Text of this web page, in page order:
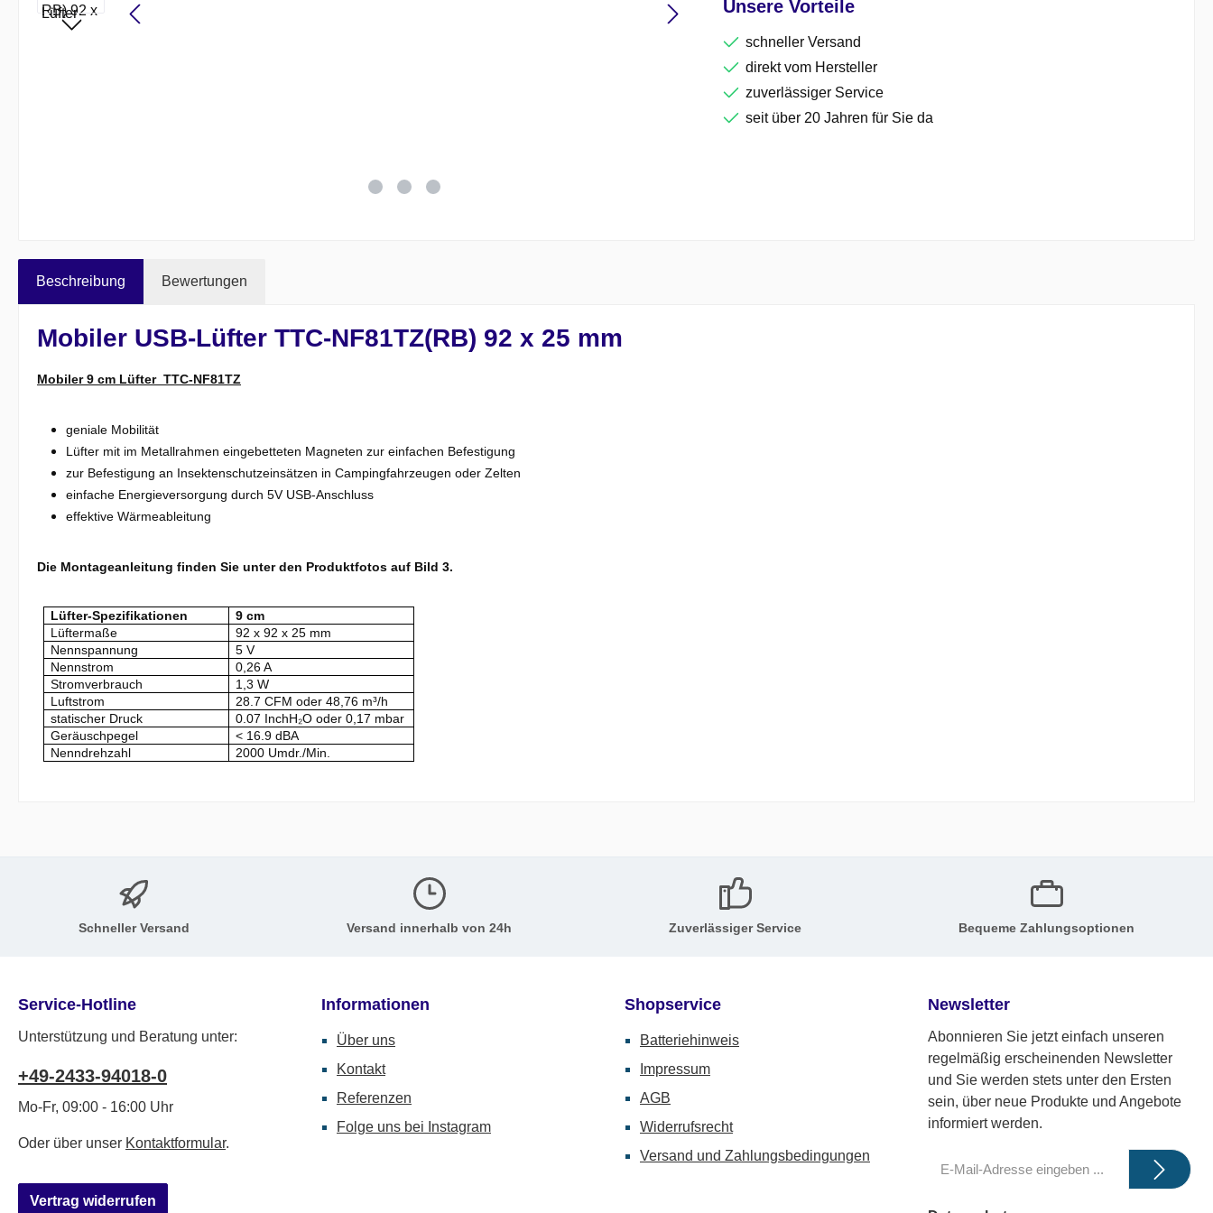
Unsere Vorteile
schneller Versand
direkt vom Hersteller
zuverlässiger Service
seit über 20 Jahren für Sie da
Beschreibung Bewertungen
Mobiler USB-Lüfter TTC-NF81TZ(RB) 92 x 25 mm
Mobiler 9 cm Lüfter TTC-NF81TZ
geniale Mobilität
Lüfter mit im Metallrahmen eingebetteten Magneten zur einfachen Befestigung
zur Befestigung an Insektenschutzeinsätzen in Campingfahrzeugen oder Zelten
einfache Energieversorgung durch 5V USB-Anschluss
effektive Wärmeableitung
Die Montageanleitung finden Sie unter den Produktfotos auf Bild 3.
Lüfter-Spezifikationen
9 cm
Lüftermaße
92 x 92 x 25 mm
Nennspannung
5 V
Nennstrom
0,26 A
Stromverbrauch
1,3 W
Luftstrom
28.7 CFM oder 48,76 m³/h
statischer Druck
0.07 InchH₂O oder 0,17 mbar
Geräuschpegel
< 16.9 dBA
Nenndrehzahl
2000 Umdr./Min.
Schneller Versand Versand innerhalb von 24h Zuverlässiger Service Bequeme Zahlungsoptionen
Service-Hotline
Unterstützung und Beratung unter:
+49-2433-94018-0
Mo-Fr, 09:00 - 16:00 Uhr
Oder über unser Kontaktformular.
Vertrag widerrufen
Informationen
Über uns
Kontakt
Referenzen
Folge uns bei Instagram
Shopservice
Batteriehinweis
Impressum
AGB
Widerrufsrecht
Versand und Zahlungsbedingungen
Newsletter
Abonnieren Sie jetzt einfach unseren
regelmäßig erscheinenden Newsletter
und Sie werden stets unter den Ersten
sein, über neue Produkte und Angebote
informiert werden.
Mail-